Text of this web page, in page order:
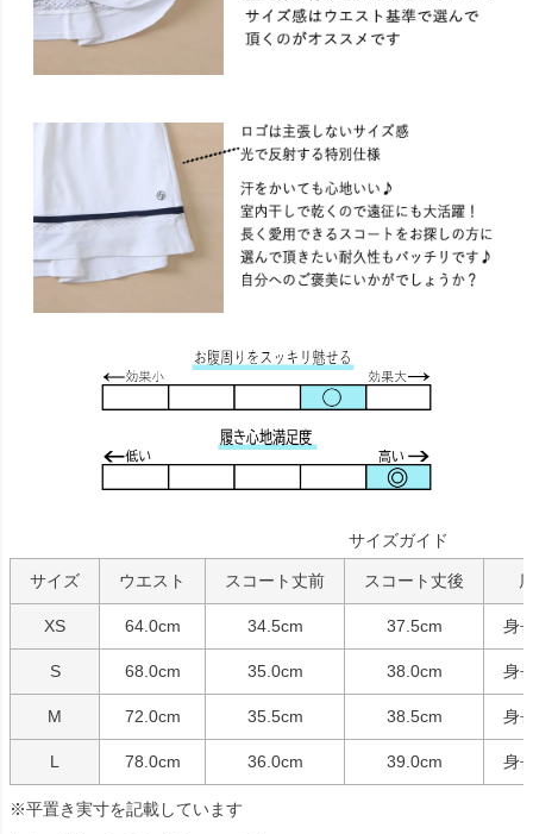
サイズガイド
サイズ ウエスト スコート丈前 スコート丈後
XS 64.0cm 34.5cm 37.5cm 身
S 68.0cm 35.0cm 38.0cm 身
M 72.0cm 35.5cm 38.5cm 身
L 78.0cm 36.0cm 39.0cm 身
※平置き実寸を記載しています